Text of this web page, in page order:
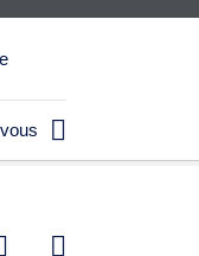

